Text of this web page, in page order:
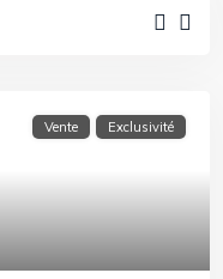
Vente Exclusivité